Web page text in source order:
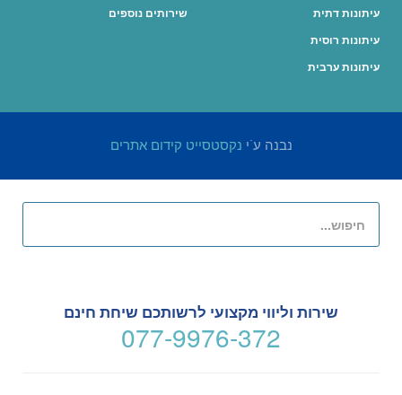
עיתונות דתית
עיתונות רוסית
עיתונות ערבית
שירותים נוספים
נבנה ע"י נקסטסייט קידום אתרים
שירות וליווי מקצועי לרשותכם שיחת חינם
077-9976-372